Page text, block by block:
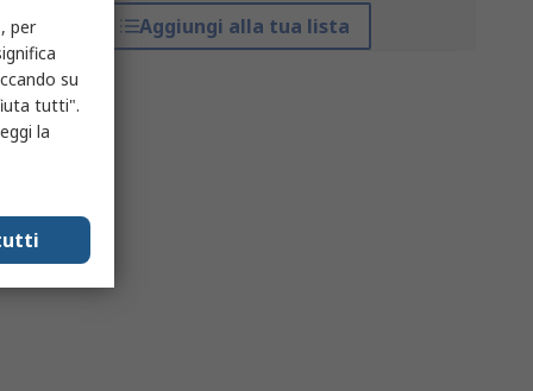
Aggiungi alla tua lista
per
su
tutti".
la